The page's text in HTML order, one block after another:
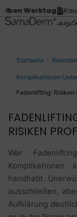
Kauf auf
Startseite
Komplikationen
Fadenlifting:
RISIKEN
Wer
handhabt.
ausschließen,
Aufklärung